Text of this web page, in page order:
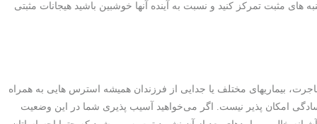
های مثبت تمرکز کنید و نسبت به آینده آنها خوشبین باشید هیجانات مثبتی
بیماریهای مختلف یا جدایی از فرزندان همیشه استرس هایی به همراه
سادگی امکان پذیر نیست. اگر می‌خواهید آسیب پذیری شما در این وضعیت